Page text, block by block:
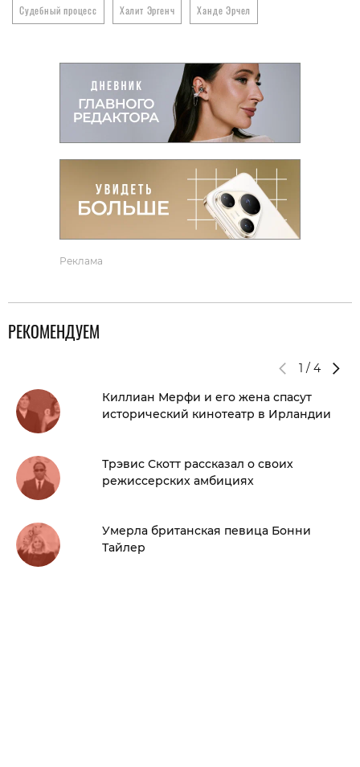
Судебный процесс Халит Эргенч Ханде Эрчел
Реклама
РЕКОМЕНДУЕМ
1 / 4
Киллиан Мерфи и его жена спасут
исторический кинотеатр в Ирландии
Трэвис Скотт рассказал о своих
режиссерских амбициях
Умерла британская певица Бонни
Тайлер